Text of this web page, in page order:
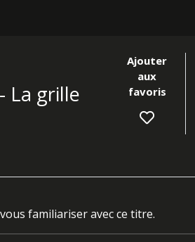
La grille
Ajouter
aux
favoris
familiariser avec ce titre.